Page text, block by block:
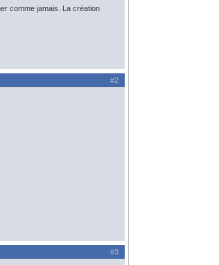
comme jamais. La création
#2
#3